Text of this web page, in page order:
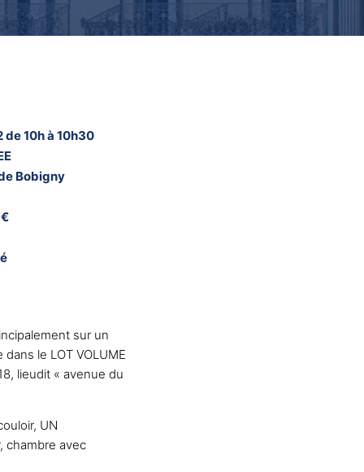
10h à 10h30
Bobigny
sur un
le LOT VOLUME
lieudit « avenue du
UN
chambre avec